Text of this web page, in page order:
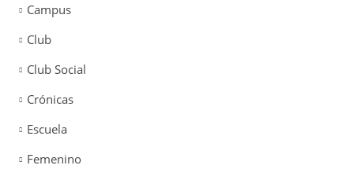
Campus
Club
Club Social
Crónicas
Escuela
Femenino